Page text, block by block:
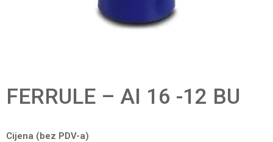
FERRULE – AI 16 -12 BU
Cijena (bez PDV-a)